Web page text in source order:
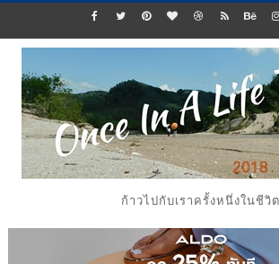
ก้าวไปกับเราครั้งหนึ่งในชีวิต